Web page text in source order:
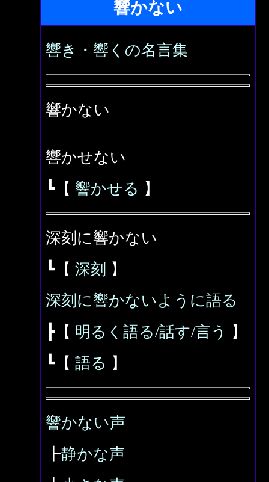
響かない
響き・響くの名言集
響かない
響かせない
┗【 響かせる 】
深刻に響かない
┗【 深刻
】
深刻に響かないように語る
┣【 明るく語る/話す/言う
】
┗【 語る 】
響かない声
┣静かな声